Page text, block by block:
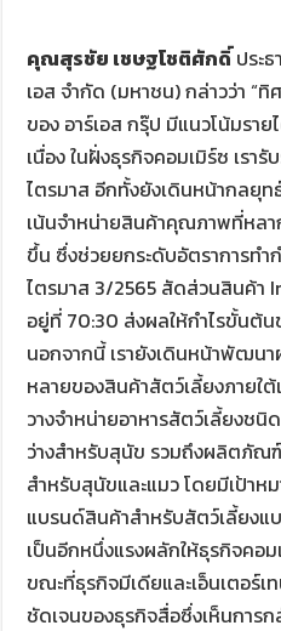
คุณสุรชัย เชษฐโชติศักดิ์ประธ
เอส จำกัด (มหาชน) กล่าวว่า “
ของ อาร์เอส กรุ๊ป มีแนวโน้มรา
เนื่อง ในฝั่งธุรกิจคอมเมิร์ซ เรา
ไตรมาส อีกทั้งยังเดินหน้ากลยุ
เน้นจำหน่ายสินค้าคุณภาพที่หล
ขึ้น ซึ่งช่วยยกระดับอัตราการทำก
ไตรมาส 3/2565 สัดส่วนสินค้า
อยู่ที่ 70:30 ส่งผลให้กำไรขั้นต้
นอกจากนี้ เรายังเดินหน้าพัฒน
หลายของสินค้าสัตว์เลี้ยงภายใ
วางจำหน่ายอาหารสัตว์เลี้ยงช
ว่างสำหรับสุนัข รวมถึงผลิตภัณ
สำหรับสุนัขและแมว โดยมีเป้าห
แบรนด์สินค้าสำหรับสัตว์เลี้ยงแ
เป็นอีกหนึ่งแรงผลักให้ธุรกิจคอ
ขณะที่ธุรกิจมีเดียและเอ็นเตอร์
ชัดเจนของธุรกิจสื่อซึ่งเห็นการ